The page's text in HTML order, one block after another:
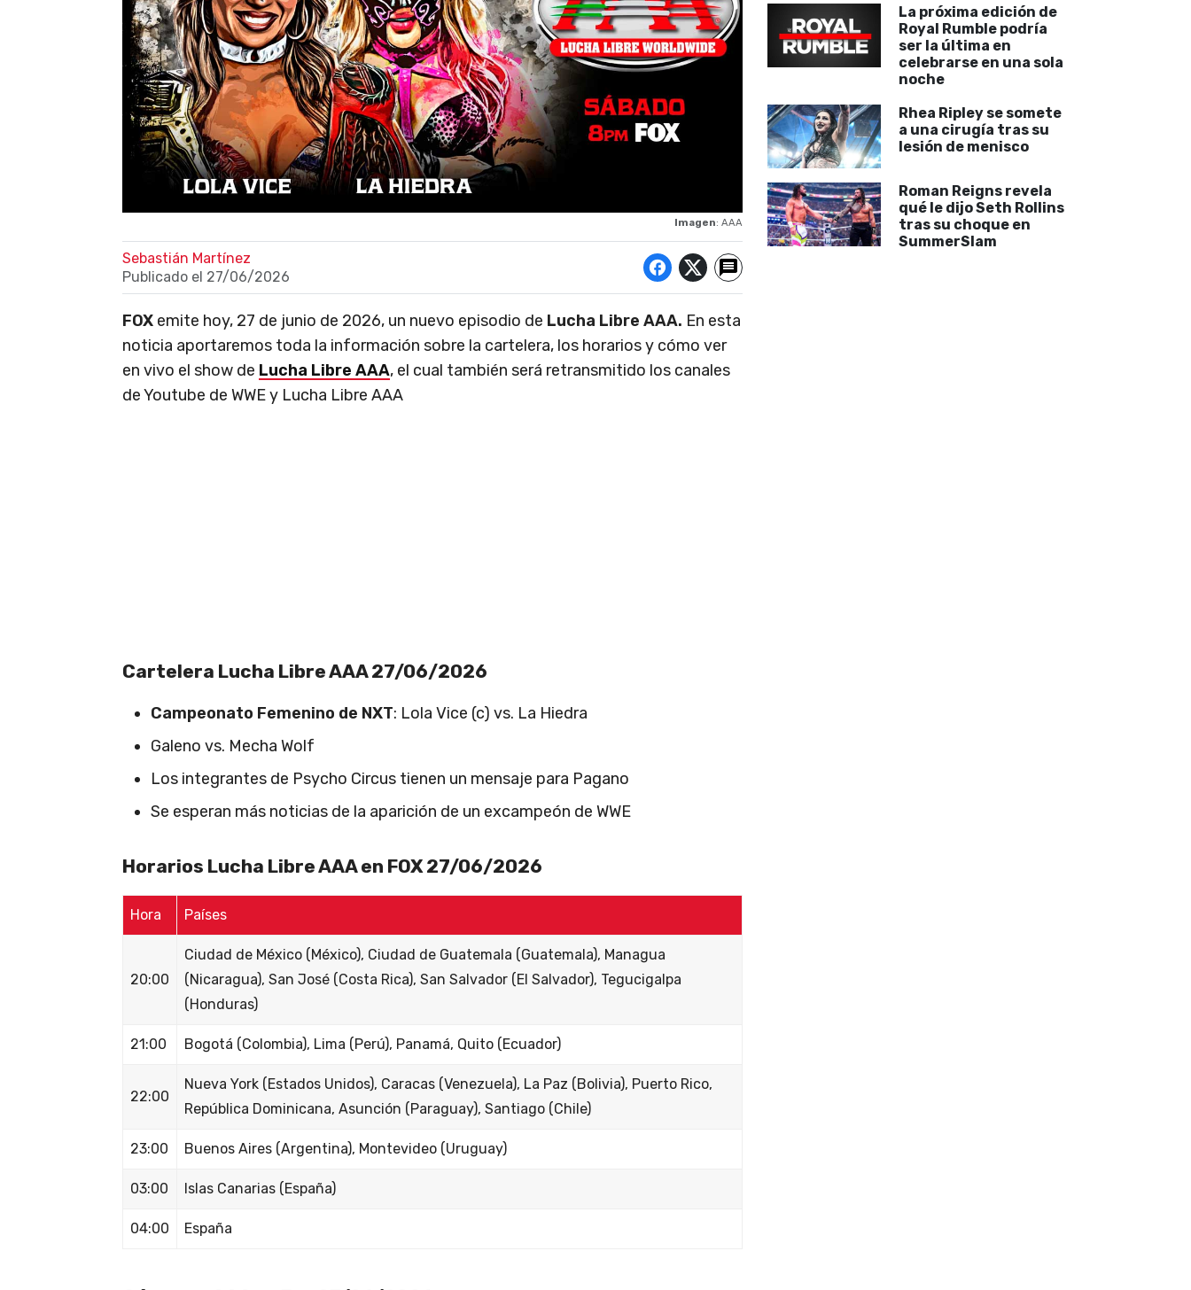
Imagen: AAA
Sebastián Martínez
Publicado el 27/06/2026
FOX emite hoy, 27 de junio de 2026, un nuevo episodio de Lucha Libre AAA. En esta
noticia aportaremos toda la información sobre la cartelera, los horarios y cómo ver
en vivo el show de Lucha Libre AAA, el cual también será retransmitido los canales
de Youtube de WWE y Lucha Libre AAA
Cartelera Lucha Libre AAA 27/06/2026
Campeonato Femenino de NXT: Lola Vice (c) vs. La Hiedra
Galeno vs. Mecha Wolf
Los integrantes de Psycho Circus tienen un mensaje para Pagano
Se esperan más noticias de la aparición de un excampeón de WWE
Horarios Lucha Libre AAA en FOX 27/06/2026
Hora Países
20:00
Ciudad de México (México), Ciudad de Guatemala (Guatemala), Managua
(Nicaragua), San José (Costa Rica), San Salvador (El Salvador), Tegucigalpa
(Honduras)
21:00 Bogotá (Colombia), Lima (Perú), Panamá, Quito (Ecuador)
22:00
Nueva York (Estados Unidos), Caracas (Venezuela), La Paz (Bolivia), Puerto Rico,
República Dominicana, Asunción (Paraguay), Santiago (Chile)
23:00 Buenos Aires (Argentina), Montevideo (Uruguay)
03:00 Islas Canarias (España)
04:00 España
La próxima edición de
Royal Rumble podría
ser la última en
celebrarse en una sola
noche
Rhea Ripley se somete
a una cirugía tras su
lesión de menisco
Roman Reigns revela
qué le dijo Seth Rollins
tras su choque en
SummerSlam